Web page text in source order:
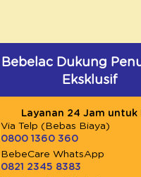
Bebelac Dukung
Eksklusif
Layanan 24 Jam untuk
Via Telp (Bebas Biaya)
0800 1360 360
BebeCare WhatsApp
0821 2345 8383